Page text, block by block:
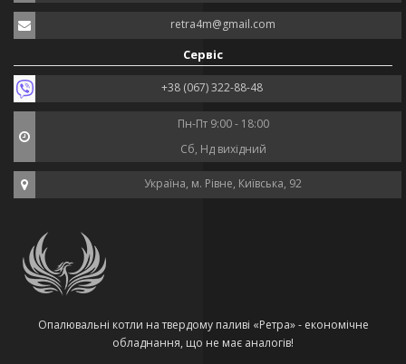
retra4m@gmail.com
Сервіс
+38 (067) 322-88-48
Пн-Пт 9:00 - 18:00
Сб, Нд вихідний
Україна, м. Рівне, Київська, 92
Опалювальні котли на твердому паливі «Ретра» - економічне
обладнання, що не має аналогів!